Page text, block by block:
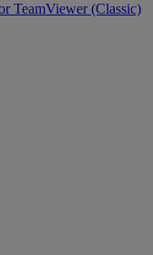
TeamViewer (Classic)